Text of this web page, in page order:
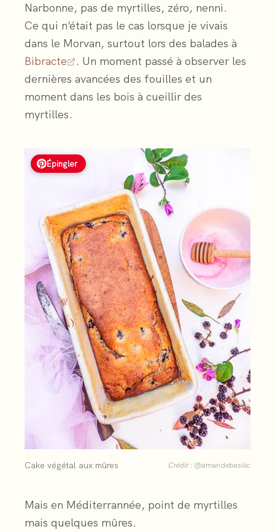
Narbonne, pas de myrtilles, zéro, nenni.
Ce qui n’était pas le cas lorsque je vivais
dans le Morvan, surtout lors des balades à
Bibracte
. Un moment passé à observer les
dernières avancées des fouilles et un
moment dans les bois à cueillir des
myrtilles.
Épingler
Cake végétal aux mûres Crédit : @amandebasilic
Mais en Méditerrannée, point de myrtilles
mais quelques mûres.